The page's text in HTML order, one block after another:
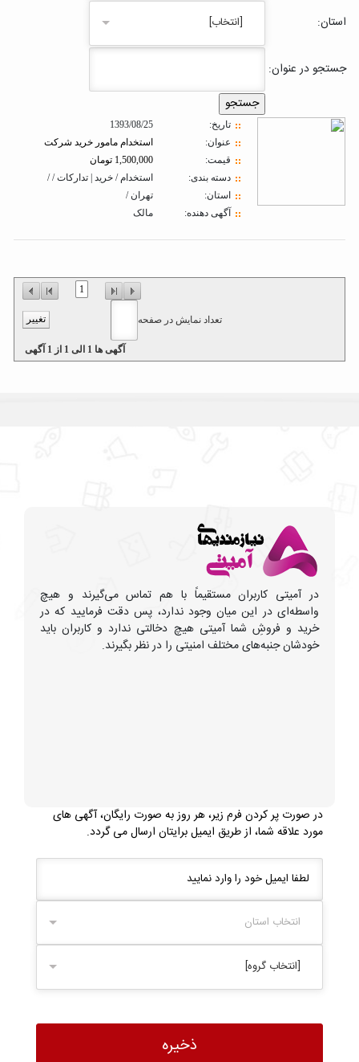
استان: [انتخاب]
جستجو در عنوان:
تاريخ:
1393/08/25
عنوان:
استخدام مامور خرید شرکت
قیمت:
1,500,000 تومان
دسته بندی:
استخدام / خرید | تدارکات / /
استان:
تهران /
آگهی دهنده:
مالک
1
تعداد نمایش در صفحه
آگهی ها 1 الی 1 از 1 آگهی
در آمیتی کاربران مستقیماً با هم تماس می‌گیرند و هیچ
واسطه‌ای در این میان وجود ندارد، پس دقت فرمایید که در
خرید و فروشِ شما آمیتی هیچ دخالتی ندارد و کاربران باید
خودشان جنبه‌های مختلف امنیتی را در نظر بگیرند.
در صورت پر کردن فرم زیر، هر روز به صورت رایگان، آگهی های
مورد علاقه شما، از طریق ایمیل برایتان ارسال می گردد.
انتخاب استان
[انتخاب گروه]